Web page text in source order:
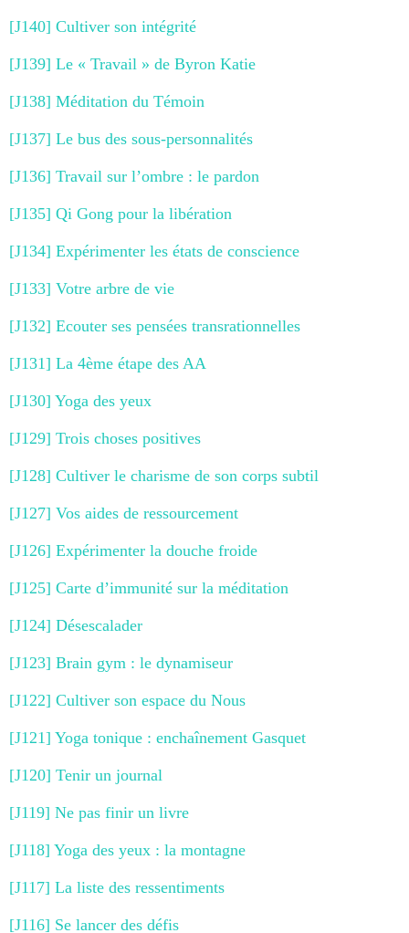
[J140] Cultiver son intégrité
[J139] Le « Travail » de Byron Katie
[J138] Méditation du Témoin
[J137] Le bus des sous-personnalités
[J136] Travail sur l’ombre : le pardon
[J135] Qi Gong pour la libération
[J134] Expérimenter les états de conscience
[J133] Votre arbre de vie
[J132] Ecouter ses pensées transrationnelles
[J131] La 4ème étape des AA
[J130] Yoga des yeux
[J129] Trois choses positives
[J128] Cultiver le charisme de son corps subtil
[J127] Vos aides de ressourcement
[J126] Expérimenter la douche froide
[J125] Carte d’immunité sur la méditation
[J124] Désescalader
[J123] Brain gym : le dynamiseur
[J122] Cultiver son espace du Nous
[J121] Yoga tonique : enchaînement Gasquet
[J120] Tenir un journal
[J119] Ne pas finir un livre
[J118] Yoga des yeux : la montagne
[J117] La liste des ressentiments
[J116] Se lancer des défis